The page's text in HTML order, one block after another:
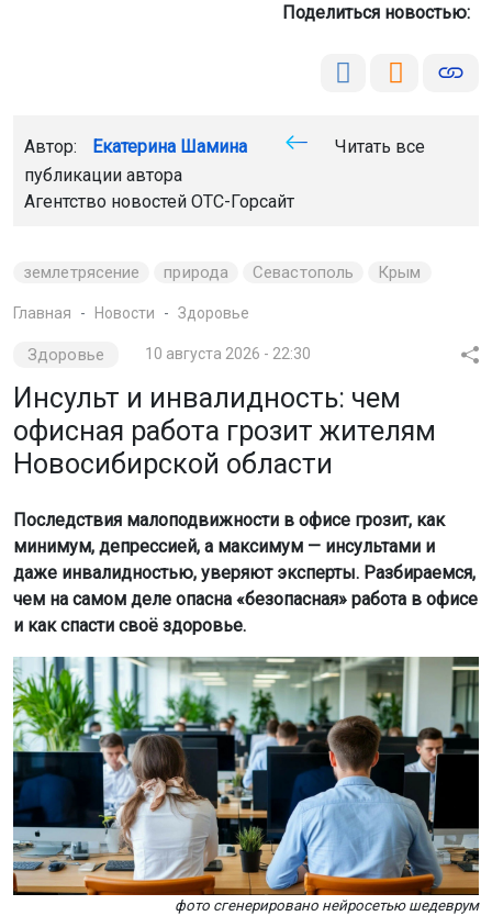
Поделиться новостью:
Автор: Екатерина Шамина
Читать все
публикации автора
Агентство новостей ОТС-Горсайт
землетрясение природа Севастополь Крым
Главная Новости Здоровье
Здоровье 10 августа 2026 - 22:30
Инсульт и инвалидность: чем
офисная работа грозит жителям
Новосибирской области
Последствия малоподвижности в офисе грозит, как
минимум, депрессией, а максимум — инсультами и
даже инвалидностью, уверяют эксперты. Разбираемся,
чем на самом деле опасна «безопасная» работа в офисе
и как спасти своё здоровье.
фото сгенерировано нейросетью шедеврум